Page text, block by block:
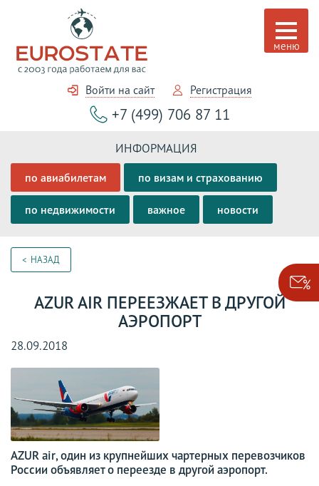
Войти на сайт Регистрация
+7 (499) 706 87 11
ИНФОРМАЦИЯ
по авиабилетам по визам и страхованию
по недвижимости важное новости
НАЗАД
AZUR AIR ПЕРЕЕЗЖАЕТ В ДРУГОЙ
АЭРОПОРТ
28.09.2018
AZUR air, один из крупнейших чартерных перевозчиков
России объявляет о переезде в другой аэропорт.